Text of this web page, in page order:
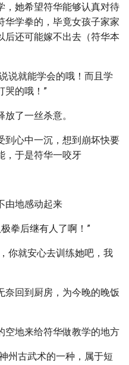
，她希望符华能够认真对待
华学拳的，毕竟女孩子家家
后还可能嫁不出去（符华本
说就能学会的哦！而且学
哭的哦！”
了一丝杀意。
到心中一沉，想到崩坏快要
，于是符华一咬牙
由地感动起来
拳后继有人了啊！”
你就安心去训练她吧，我
奈回到厨房，为今晚的晚饭
空地来给符华做教学的地方
州古武术的一种，属于短